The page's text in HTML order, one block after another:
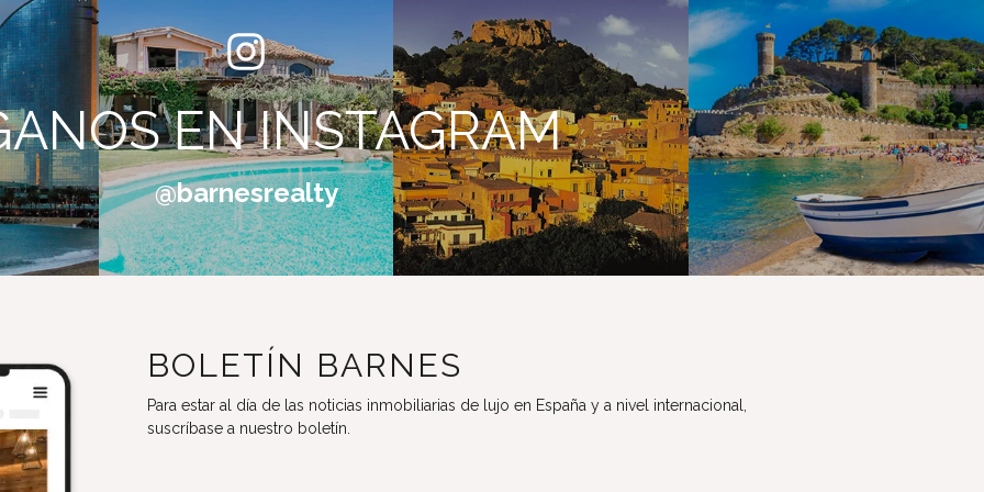
EN INSTAGRAM
@barnesrealty
BOLETÍN BARNES
Para estar al día de las noticias inmobiliarias de lujo en España y a nivel internacional,
suscríbase a nuestro boletín.